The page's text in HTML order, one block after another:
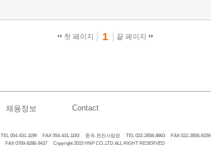
첫 페이지 1 끝 페이지
채용정보 Contact
054-431-1199 FAX 054-431-1193 중국-천진사업장 TEL 022-2858-8863 FAX 022-2858-8159
0769-8286-9437 Copyright 2015 HNP CO.,LTD ALL RIGHT RESERVED